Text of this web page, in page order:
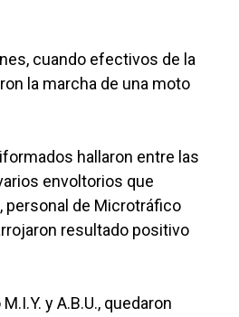
cuando efectivos de la
la marcha de una moto
hallaron entre las
envoltorios que
personal de Microtráfico
resultado positivo
y A.B.U., quedaron